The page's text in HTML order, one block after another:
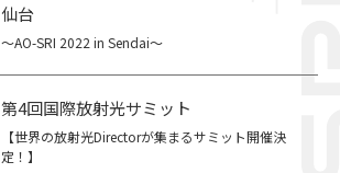
仙台
～AO-SRI 2022 in Sendai～
第4回国際放射光サミット
【世界の放射光Directorが集まるサミット開催決
定！】